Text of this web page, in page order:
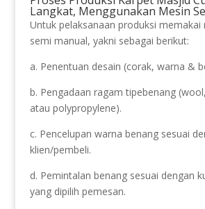
Langkat, Menggunakan Mesin
Untuk pelaksanaan produksi memakai
semi manual, yakni sebagai berikut:
a. Penentuan desain (corak, warna &
b. Pengadaan ragam tipebenang
atau polypropylene).
c. Pencelupan warna benang sesuai
klien/pembeli.
d. Pemintalan benang sesuai dengan
yang dipilih pemesan.